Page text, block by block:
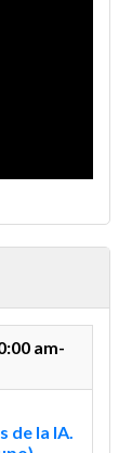
am-
de la IA.